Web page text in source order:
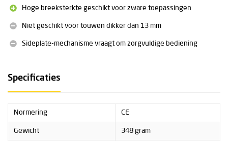
Uniek sideplate-opening systeem
Hoge breeksterkte geschikt voor zware toepassingen
Niet geschikt voor touwen dikker dan 13 mm
Sideplate-mechanisme vraagt om zorgvuldige bediening
Specificaties
Normering CE
Gewicht 348 gram